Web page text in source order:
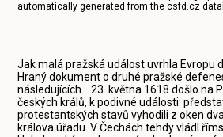
automatically generated from thecsfd.cz
Jak malá pražská událost uvrhla Evropu
Hraný dokument o druhé pražské
následujících... 23. května 1618 došlo na
českých králů, k podivné události:
protestantských stavů vyhodili z oken
králova úřadu. V Čechách tehdy vládl